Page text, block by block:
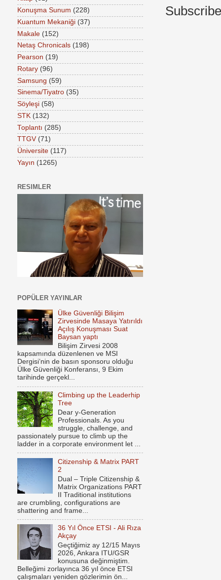
Konuşma Sunum (228)
Kuantum Mekaniği (37)
Makale (152)
Netaş Chronicals (198)
Pearson (19)
Rotary (96)
Samsung (59)
Sinema/Tiyatro (35)
Söyleşi (58)
STK (132)
Toplantı (285)
TTGV (71)
Üniversite (117)
Yayın (1265)
RESIMLER
POPÜLER YAYINLAR
Ülke Güvenliği Bilişim
Zirvesinde Masaya Yatırıldı
Açılış Konuşması Suat
Baysan yaptı
Bilişim Zirvesi 2008
kapsamında düzenlenen ve MSI
Dergisi’nin de basın sponsoru olduğu
Ülke Güvenliği Konferansı, 9 Ekim
tarihinde gerçekl...
Climbing up the Leaderhip
Tree
Dear y-Generation
Professionals. As you
struggle, challenge, and
passionately pursue to climb up the
ladder in a corporate environment let ...
Citizenship & Matrix PART
2
Dual – Triple Citizenship &
Matrix Organizations PART
II Traditional institutions
are crumbling, configurations are
shattering and frame...
36 Yıl Önce ETSI - Ali Rıza
Akçay
Geçtiğimiz ay 12/15 Mayıs
2026, Ankara ITU/GSR
konusuna değinmiştim.
Belleğimi zorlayınca 36 yıl önce ETSI
çalışmaları yeniden gözlerimin ön...